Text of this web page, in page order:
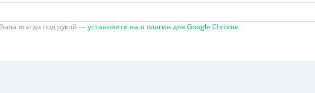
всегда под рукой —установите наш плагин для Google Chrome